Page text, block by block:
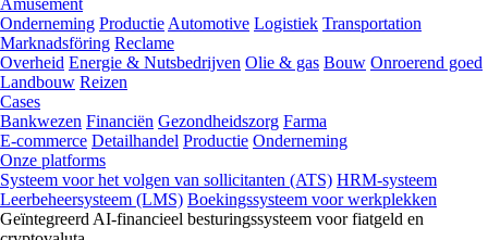
Amusement
Onderneming Productie Automotive Logistiek Transportation
Marknadsföring Reclame
Overheid Energie & Nutsbedrijven Olie & gas Bouw Onroerend goed
Landbouw Reizen
Cases
Bankwezen Financiën Gezondheidszorg Farma
E-commerce Detailhandel Productie Onderneming
Onze platforms
Systeem voor het volgen van sollicitanten (ATS) HRM-systeem
Leerbeheersysteem (LMS) Boekingssysteem voor werkplekken
Geïntegreerd AI-financieel besturingssysteem voor fiatgeld en